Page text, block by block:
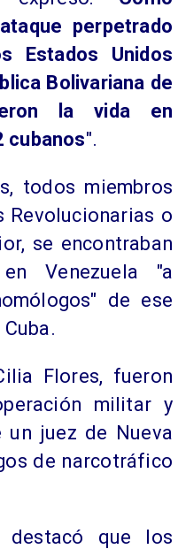
perpetrado
Estados Unidos
Bolivariana de
la vida en
cubanos".
todos miembros
Revolucionarias o
se encontraban
Venezuela "a
de ese
Flores, fueron
militar y
un juez de Nueva
de narcotráfico
destacó que los